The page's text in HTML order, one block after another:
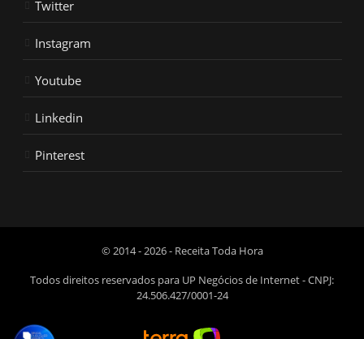
Twitter
Instagram
Youtube
Linkedin
Pinterest
© 2014 - 2026 - Receita Toda Hora
Todos direitos reservados para UP Negócios de Internet - CNPJ:
24.506.427/0001-24